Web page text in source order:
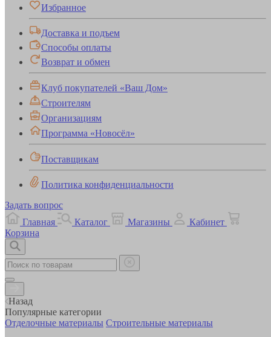
Избранное
Доставка и подъем
Способы оплаты
Возврат и обмен
Клуб покупателей «Ваш Дом»
Строителям
Организациям
Программа «Новосёл»
Поставщикам
Политика конфиденциальности
Задать вопрос
Главная
Каталог Магазины
Кабинет
Корзина
Назад
Популярные категории
Отделочные материалы Строительные материалы